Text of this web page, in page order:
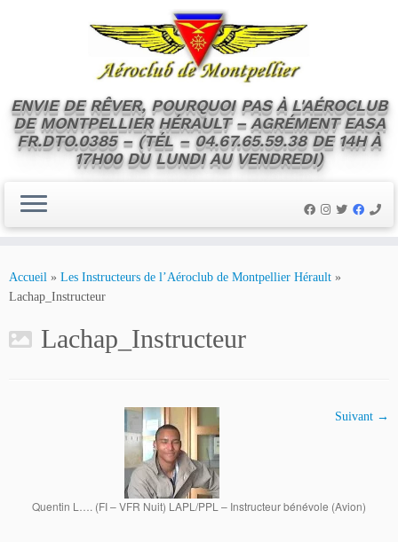
content
ENVIE DE RÊVER, POURQUOI PAS À L'AÉROCLUB
DE MONTPELLIER HÉRAULT – AGRÉMENT EASA
FR.DTO.0385 – (TÉL – 04.67.65.59.38 DE 14H À
17H00 DU LUNDI AU VENDREDI)
Accueil » Les Instructeurs de l’Aéroclub de Montpellier Hérault »
Lachap_Instructeur
Lachap_Instructeur
Suivant →
Quentin L…. (FI – VFR Nuit) LAPL/PPL – Instructeur bénévole (Avion)